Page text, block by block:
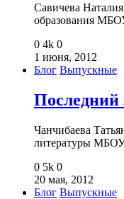
Савичева
образования
0 4k 0
1 июня, 2012
Блог Выпускные
Последний
Чанчибаева
литературы
0 5k 0
20 мая, 2012
Блог Выпускные